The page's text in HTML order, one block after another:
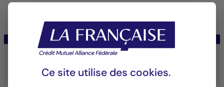
Ordres de vente
Prix le plus bas offert à la
vente
demandées
Ce site utilise des cookies.